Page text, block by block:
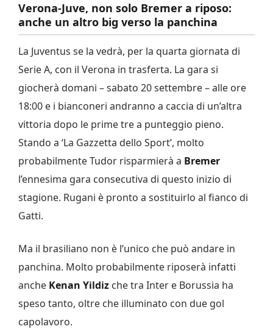
Verona-Juve, non solo Bremer a riposo:
anche un altro big verso la panchina
La Juventus se la vedrà, per la quarta giornata di
Serie A, con il Verona in trasferta. La gara si
giocherà domani – sabato 20 settembre – alle ore
18:00 e i bianconeri andranno a caccia di un’altra
vittoria dopo le prime tre a punteggio pieno.
Stando a ‘La Gazzetta dello Sport’, molto
probabilmente Tudor risparmierà a Bremer
l’ennesima gara consecutiva di questo inizio di
stagione. Rugani è pronto a sostituirlo al fianco di
Gatti.
Ma il brasiliano non è l’unico che può andare in
panchina. Molto probabilmente riposerà infatti
anche Kenan Yildiz che tra Inter e Borussia ha
speso tanto, oltre che illuminato con due gol
capolavoro.